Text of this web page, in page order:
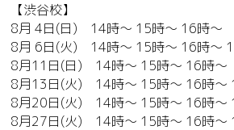
【渋谷校】
8月 4日(日) 14時～ 15時～ 16時～
8月 6日(火) 14時～ 15時～ 16時～
8月11日(日) 14時～ 15時～ 16時～
8月13日(火) 14時～ 15時～ 16時～
8月20日(火) 14時～ 15時～ 16時～
8月27日(火) 14時～ 15時～ 16時～